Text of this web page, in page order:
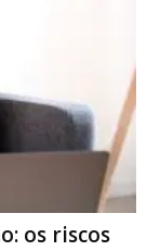
os riscos